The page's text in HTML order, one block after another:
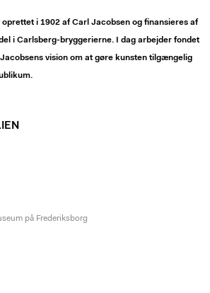
oprettet i 1902 af Carl Jacobsen og finansieres af
i Carlsberg-bryggerierne. I dag arbejder fondet
vision om at gøre kunsten tilgængelig
på Frederiksborg